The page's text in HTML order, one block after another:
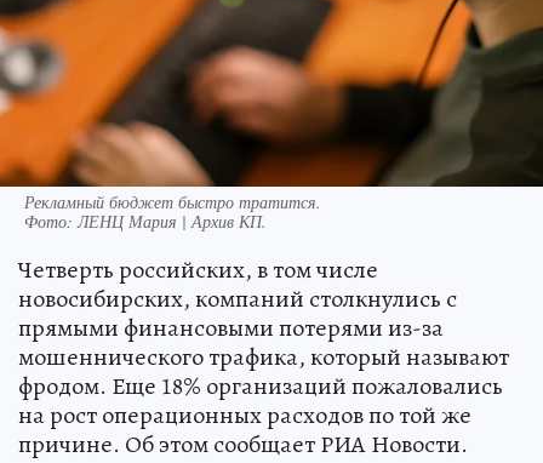
Рекламный бюджет быстро тратится.
Фото:ЛЕНЦ Мария | Архив КП.
Четверть российских, в том числе
новосибирских, компаний столкнулись с
прямыми финансовыми потерями из-за
мошеннического трафика, который называют
фродом. Еще 18% организаций пожаловались
на рост операционных расходов по той же
причине. Об этом сообщает РИА Новости.